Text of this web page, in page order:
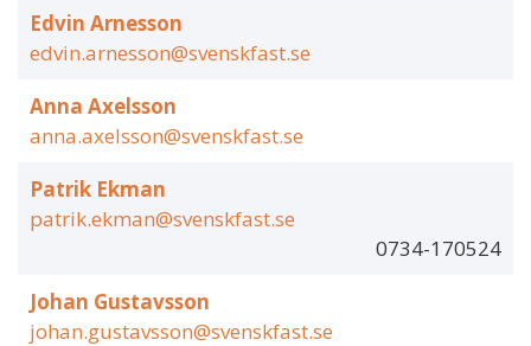
Edvin Arnesson
edvin.arnesson@svenskfast.se
Anna Axelsson
anna.axelsson@svenskfast.se
Patrik Ekman
patrik.ekman@svenskfast.se
0734-170524
Johan Gustavsson
johan.gustavsson@svenskfast.se